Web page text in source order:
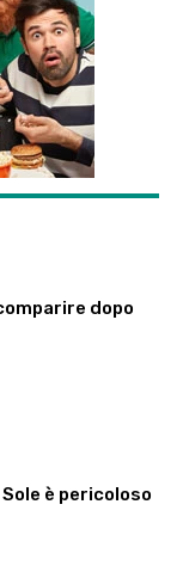
dopo
è pericoloso